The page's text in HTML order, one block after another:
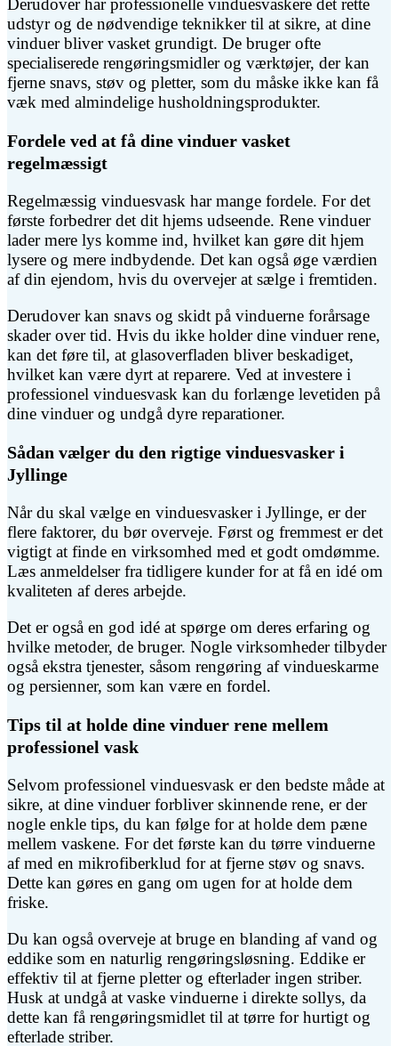
udstyr og de nødvendige teknikker til at sikre, at dine
vinduer bliver vasket grundigt. De bruger ofte
specialiserede rengøringsmidler og værktøjer, der kan
fjerne snavs, støv og pletter, som du måske ikke kan få
væk med almindelige husholdningsprodukter.
Fordele ved at få dine vinduer vasket
regelmæssigt
Regelmæssig vinduesvask har mange fordele. For det
første forbedrer det dit hjems udseende. Rene vinduer
lader mere lys komme ind, hvilket kan gøre dit hjem
lysere og mere indbydende. Det kan også øge værdien
af din ejendom, hvis du overvejer at sælge i fremtiden.
Derudover kan snavs og skidt på vinduerne forårsage
skader over tid. Hvis du ikke holder dine vinduer rene,
kan det føre til, at glasoverfladen bliver beskadiget,
hvilket kan være dyrt at reparere. Ved at investere i
professionel vinduesvask kan du forlænge levetiden på
dine vinduer og undgå dyre reparationer.
Sådan vælger du den rigtige vinduesvasker i
Jyllinge
Når du skal vælge en vinduesvasker i Jyllinge, er der
flere faktorer, du bør overveje. Først og fremmest er det
vigtigt at finde en virksomhed med et godt omdømme.
Læs anmeldelser fra tidligere kunder for at få en idé om
kvaliteten af deres arbejde.
Det er også en god idé at spørge om deres erfaring og
hvilke metoder, de bruger. Nogle virksomheder tilbyder
også ekstra tjenester, såsom rengøring af vindueskarme
og persienner, som kan være en fordel.
Tips til at holde dine vinduer rene mellem
professionel vask
Selvom professionel vinduesvask er den bedste måde at
sikre, at dine vinduer forbliver skinnende rene, er der
nogle enkle tips, du kan følge for at holde dem pæne
mellem vaskene. For det første kan du tørre vinduerne
af med en mikrofiberklud for at fjerne støv og snavs.
Dette kan gøres en gang om ugen for at holde dem
friske.
Du kan også overveje at bruge en blanding af vand og
eddike som en naturlig rengøringsløsning. Eddike er
effektiv til at fjerne pletter og efterlader ingen striber.
Husk at undgå at vaske vinduerne i direkte sollys, da
dette kan få rengøringsmidlet til at tørre for hurtigt og
efterlade striber.